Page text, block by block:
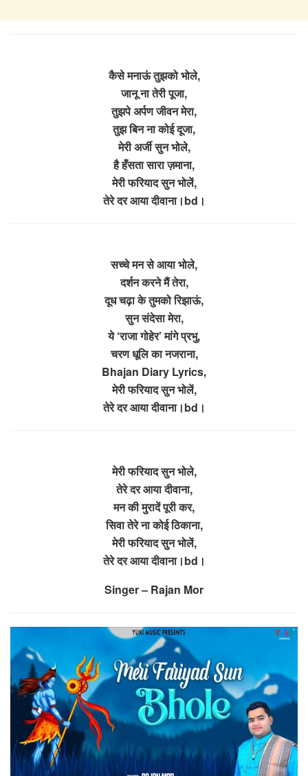
कैसे मनाऊं तुझको भोले,
जानू ना तेरी पूजा,
तुझपे अर्पण जीवन मेरा,
तुझ बिन ना कोई दूजा,
मेरी अर्जी सुन भोले,
है हँसता सारा ज़माना,
मेरी फरियाद सुन भोलें,
तेरे दर आया दीवाना।bd।
सच्चे मन से आया भोले,
दर्शन करने मैं तेरा,
दूध चढ़ा के तुमको रिझाऊं,
सुन संदेसा मेरा,
ये ‘राजा गोहेर’ मांगे प्रभु,
चरण धूलि का नजराना,
Bhajan Diary Lyrics,
मेरी फरियाद सुन भोलें,
तेरे दर आया दीवाना।bd।
मेरी फरियाद सुन भोले,
तेरे दर आया दीवाना,
मन की मुरादें पूरी कर,
सिवा तेरे ना कोई ठिकाना,
मेरी फरियाद सुन भोलें,
तेरे दर आया दीवाना।bd।
Singer – Rajan Mor